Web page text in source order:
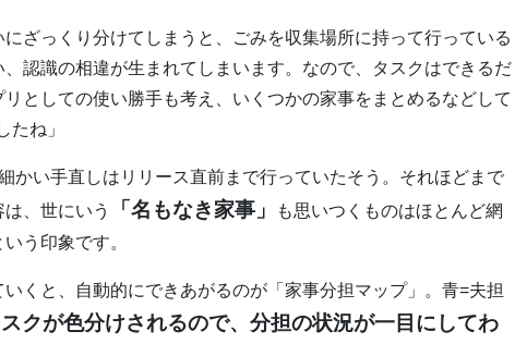
ざっくり分けてしまうと、ごみを収集場所に持って行っている
認識の相違が生まれてしまいます。なので、タスクはできるだ
としての使い勝手も考え、いくつかの家事をまとめるなどして
ね」
かい手直しはリリース直前まで行っていたそう。それほどまで
、世にいう
「名もなき家事」
も思いつくものはほとんど網
う印象です。
くと、自動的にできあがるのが「家事分担マップ」。青=夫担
クが色分けされるので、分担の状況が一目にしてわ